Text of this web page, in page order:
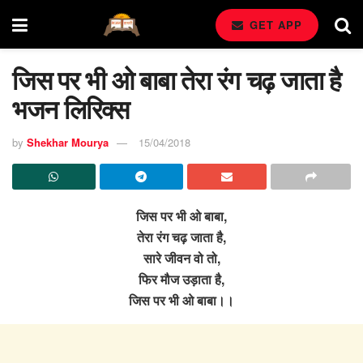
GET APP
जिस पर भी ओ बाबा तेरा रंग चढ़ जाता है
भजन लिरिक्स
by Shekhar Mourya 15/04/2018
जिस पर भी ओ बाबा,
तेरा रंग चढ़ जाता है,
सारे जीवन वो तो,
फिर मौज उड़ाता है,
जिस पर भी ओ बाबा।।